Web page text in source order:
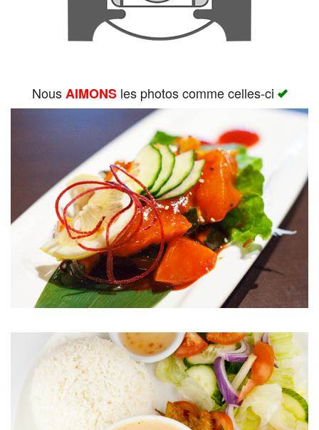
NousAIMONSles photos comme celles-ci